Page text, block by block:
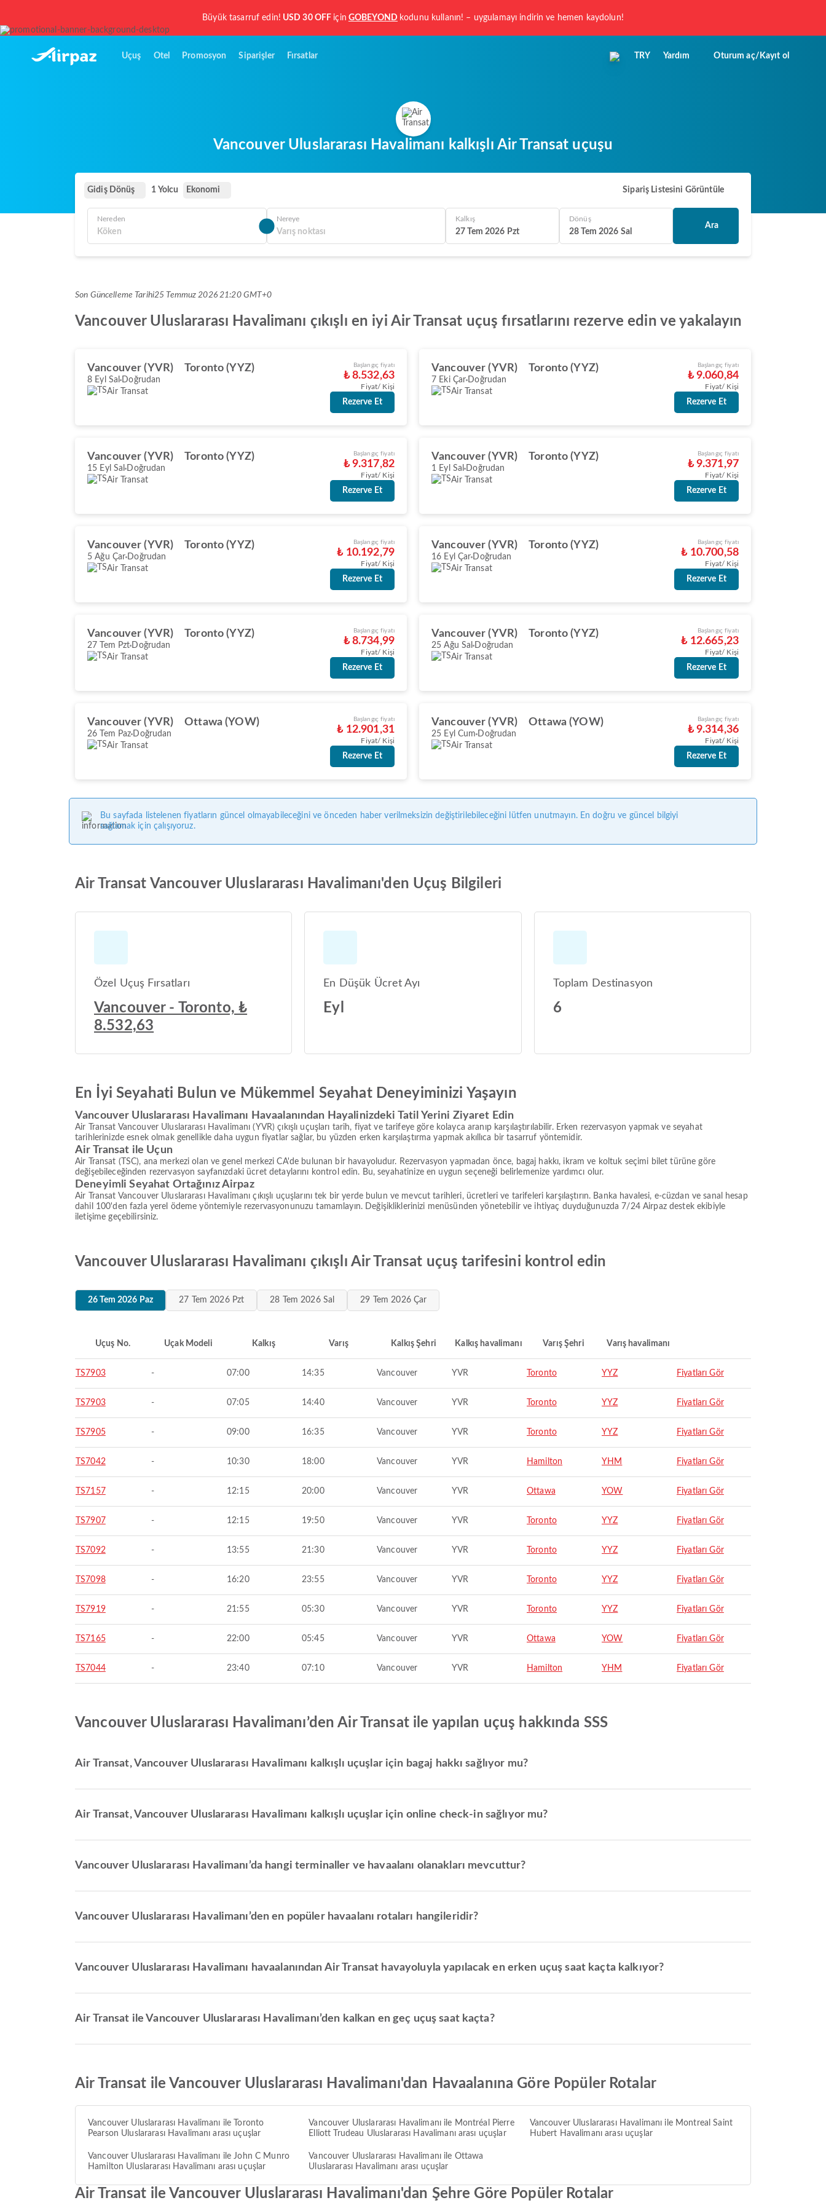
Büyük tasarruf edin! USD 30 OFF için GOBEYOND kodunu kullanın! – uygulamayı indirin ve hemen kaydolun!
Uçuş Otel Promosyon Siparişler Fırsatlar TRY Yardım Oturum aç/Kayıt ol
Vancouver Uluslararası Havalimanı kalkışlı Air Transat uçuşu
Gidiş Dönüş 1 Yolcu Ekonomi Sipariş Listesini Görüntüle
Nereden Nereye Kalkış
27 Tem 2026 Pzt
Dönüş
28 Tem 2026 Sal
Ara
Son Güncelleme Tarihi25 Temmuz 2026 21:20 GMT+0
Vancouver Uluslararası Havalimanı çıkışlı en iyi Air Transat uçuş fırsatlarını rezerve edin ve yakalayın
Vancouver (YVR) Toronto (YYZ)
8 Eyl Sal Doğrudan
Air Transat
Başlangıç fiyatı
₺ 8.532,63
Fiyat/ Kişi
Rezerve Et
Vancouver (YVR) Toronto (YYZ)
7 Eki Çar Doğrudan
Air Transat
Başlangıç fiyatı
₺ 9.060,84
Fiyat/ Kişi
Rezerve Et
Vancouver (YVR) Toronto (YYZ)
15 Eyl Sal Doğrudan
Air Transat
Başlangıç fiyatı
₺ 9.317,82
Fiyat/ Kişi
Rezerve Et
Vancouver (YVR) Toronto (YYZ)
1 Eyl Sal Doğrudan
Air Transat
Başlangıç fiyatı
₺ 9.371,97
Fiyat/ Kişi
Rezerve Et
Vancouver (YVR) Toronto (YYZ)
5 Ağu Çar Doğrudan
Air Transat
Başlangıç fiyatı
₺ 10.192,79
Fiyat/ Kişi
Rezerve Et
Vancouver (YVR) Toronto (YYZ)
16 Eyl Çar Doğrudan
Air Transat
Başlangıç fiyatı
₺ 10.700,58
Fiyat/ Kişi
Rezerve Et
Vancouver (YVR) Toronto (YYZ)
27 Tem Pzt Doğrudan
Air Transat
Başlangıç fiyatı
₺ 8.734,99
Fiyat/ Kişi
Rezerve Et
Vancouver (YVR) Toronto (YYZ)
25 Ağu Sal Doğrudan
Air Transat
Başlangıç fiyatı
₺ 12.665,23
Fiyat/ Kişi
Rezerve Et
Vancouver (YVR) Ottawa (YOW)
26 Tem Paz Doğrudan
Air Transat
Başlangıç fiyatı
₺ 12.901,31
Fiyat/ Kişi
Rezerve Et
Vancouver (YVR) Ottawa (YOW)
25 Eyl Cum Doğrudan
Air Transat
Başlangıç fiyatı
₺ 9.314,36
Fiyat/ Kişi
Rezerve Et
Bu sayfada listelenen fiyatların güncel olmayabileceğini ve önceden haber verilmeksizin değiştirilebileceğini lütfen unutmayın. En doğru ve güncel bilgiyi
sağlamak için çalışıyoruz.
Air Transat Vancouver Uluslararası Havalimanı'den Uçuş Bilgileri
Özel Uçuş Fırsatları
Vancouver - Toronto, ₺
8.532,63
En Düşük Ücret Ayı
Eyl
Toplam Destinasyon
6
En İyi Seyahati Bulun ve Mükemmel Seyahat Deneyiminizi Yaşayın
Vancouver Uluslararası Havalimanı Havaalanından Hayalinizdeki Tatil Yerini Ziyaret Edin
Air Transat Vancouver Uluslararası Havalimanı (YVR) çıkışlı uçuşları tarih, fiyat ve tarifeye göre kolayca aranıp karşılaştırılabilir. Erken rezervasyon yapmak ve seyahat
tarihlerinizde esnek olmak genellikle daha uygun fiyatlar sağlar, bu yüzden erken karşılaştırma yapmak akıllıca bir tasarruf yöntemidir.
Air Transat ile Uçun
Air Transat (TSC), ana merkezi olan ve genel merkezi CA'de bulunan bir havayoludur. Rezervasyon yapmadan önce, bagaj hakkı, ikram ve koltuk seçimi bilet türüne göre
değişebileceğinden rezervasyon sayfanızdaki ücret detaylarını kontrol edin. Bu, seyahatinize en uygun seçeneği belirlemenize yardımcı olur.
Deneyimli Seyahat Ortağınız Airpaz
Air Transat Vancouver Uluslararası Havalimanı çıkışlı uçuşlarını tek bir yerde bulun ve mevcut tarihleri, ücretleri ve tarifeleri karşılaştırın. Banka havalesi, e-cüzdan ve sanal hesap
dahil 100'den fazla yerel ödeme yöntemiyle rezervasyonunuzu tamamlayın. Değişikliklerinizi menüsünden yönetebilir ve ihtiyaç duyduğunuzda 7/24 Airpaz destek ekibiyle
iletişime geçebilirsiniz.
Vancouver Uluslararası Havalimanı çıkışlı Air Transat uçuş tarifesini kontrol edin
26 Tem 2026 Paz 27 Tem 2026 Pzt 28 Tem 2026 Sal 29 Tem 2026 Çar
Uçuş No. Uçak Modeli Kalkış Varış Kalkış Şehri Kalkış havalimanı Varış Şehri Varış havalimanı
TS7903 - 07:00 14:35 Vancouver YVR Toronto YYZ Fiyatları Gör
TS7903 - 07:05 14:40 Vancouver YVR Toronto YYZ Fiyatları Gör
TS7905 - 09:00 16:35 Vancouver YVR Toronto YYZ Fiyatları Gör
TS7042 - 10:30 18:00 Vancouver YVR Hamilton YHM Fiyatları Gör
TS7157 - 12:15 20:00 Vancouver YVR Ottawa YOW Fiyatları Gör
TS7907 - 12:15 19:50 Vancouver YVR Toronto YYZ Fiyatları Gör
TS7092 - 13:55 21:30 Vancouver YVR Toronto YYZ Fiyatları Gör
TS7098 - 16:20 23:55 Vancouver YVR Toronto YYZ Fiyatları Gör
TS7919 - 21:55 05:30 Vancouver YVR Toronto YYZ Fiyatları Gör
TS7165 - 22:00 05:45 Vancouver YVR Ottawa YOW Fiyatları Gör
TS7044 - 23:40 07:10 Vancouver YVR Hamilton YHM Fiyatları Gör
Vancouver Uluslararası Havalimanı’den Air Transat ile yapılan uçuş hakkında SSS
Air Transat, Vancouver Uluslararası Havalimanı kalkışlı uçuşlar için bagaj hakkı sağlıyor mu?
Air Transat, Vancouver Uluslararası Havalimanı kalkışlı uçuşlar için online check-in sağlıyor mu?
Vancouver Uluslararası Havalimanı’da hangi terminaller ve havaalanı olanakları mevcuttur?
Vancouver Uluslararası Havalimanı’den en popüler havaalanı rotaları hangileridir?
Vancouver Uluslararası Havalimanı havaalanından Air Transat havayoluyla yapılacak en erken uçuş saat kaçta kalkıyor?
Air Transat ile Vancouver Uluslararası Havalimanı’den kalkan en geç uçuş saat kaçta?
Air Transat ile Vancouver Uluslararası Havalimanı'dan Havaalanına Göre Popüler Rotalar
Vancouver Uluslararası Havalimanı ile Toronto
Pearson Uluslararası Havalimanı arası uçuşlar
Vancouver Uluslararası Havalimanı ile Montréal Pierre
Elliott Trudeau Uluslararası Havalimanı arası uçuşlar
Vancouver Uluslararası Havalimanı ile Montreal Saint
Hubert Havalimanı arası uçuşlar
Vancouver Uluslararası Havalimanı ile John C Munro
Hamilton Uluslararası Havalimanı arası uçuşlar
Vancouver Uluslararası Havalimanı ile Ottawa
Uluslararası Havalimanı arası uçuşlar
Air Transat ile Vancouver Uluslararası Havalimanı'dan Şehre Göre Popüler Rotalar